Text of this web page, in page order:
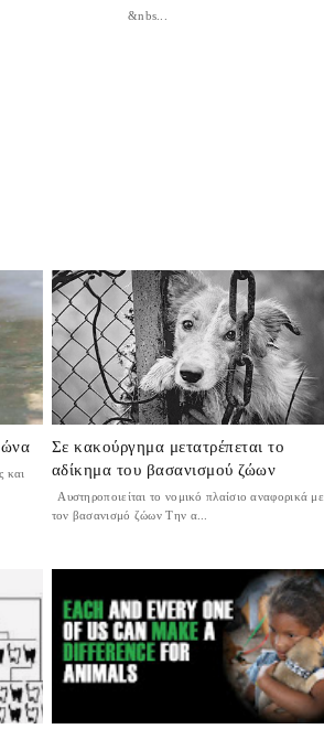
&nbs...
και
Σε κακούργημα μετατρέπεται το
αδίκημα του βασανισμού ζώων
Αυστηροποιείται το νομικό πλαίσιο αναφορικά με
τον βασανισμό ζώων Την α...